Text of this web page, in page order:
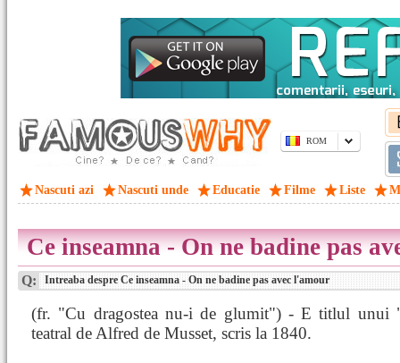
ROM
Nascuti azi Nascuti unde Educatie Filme Liste
Ce inseamna - On ne badine pas
Q: Intreaba despre Ce inseamna - On ne badine pas avec l'amour
(fr. "Cu dragostea nu-i de glumit") - E titlul unui
teatral de Alfred de Musset, scris la 1840.